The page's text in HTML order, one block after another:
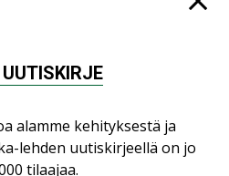
alamme kehityksestä ja
lehden uutiskirjeellä on jo
tilaajaa.